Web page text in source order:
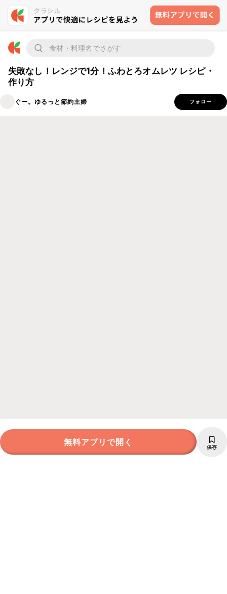
失敗なし！レンジで1分！ふわとろオムレツ レシピ・
作り方
ぐー。ゆるっと節約主婦 フォロー
無料アプリで開く 保存